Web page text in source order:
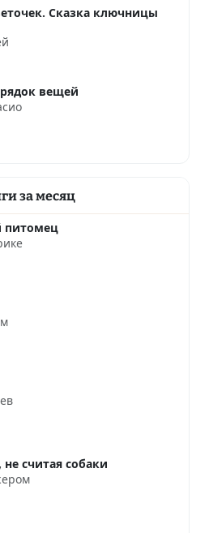
Сказка ключницы
вещей
за месяц
питомец
не считая собаки